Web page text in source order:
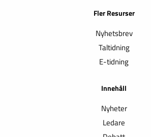
Fler Resurser
Nyhetsbrev
Taltidning
E-tidning
Innehåll
Nyheter
Ledare